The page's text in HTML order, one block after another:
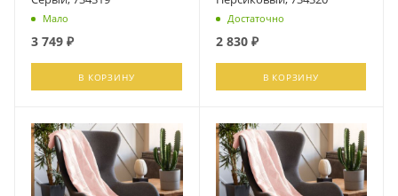
Мало
3 749 ₽
В КОРЗИНУ
Достаточно
2 830₽
В КОРЗИНУ